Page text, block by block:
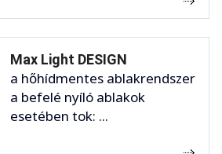
Max Light DESIGN
a hőhídmentes ablakrendszer
a befelé nyíló ablakok
esetében tok: ...